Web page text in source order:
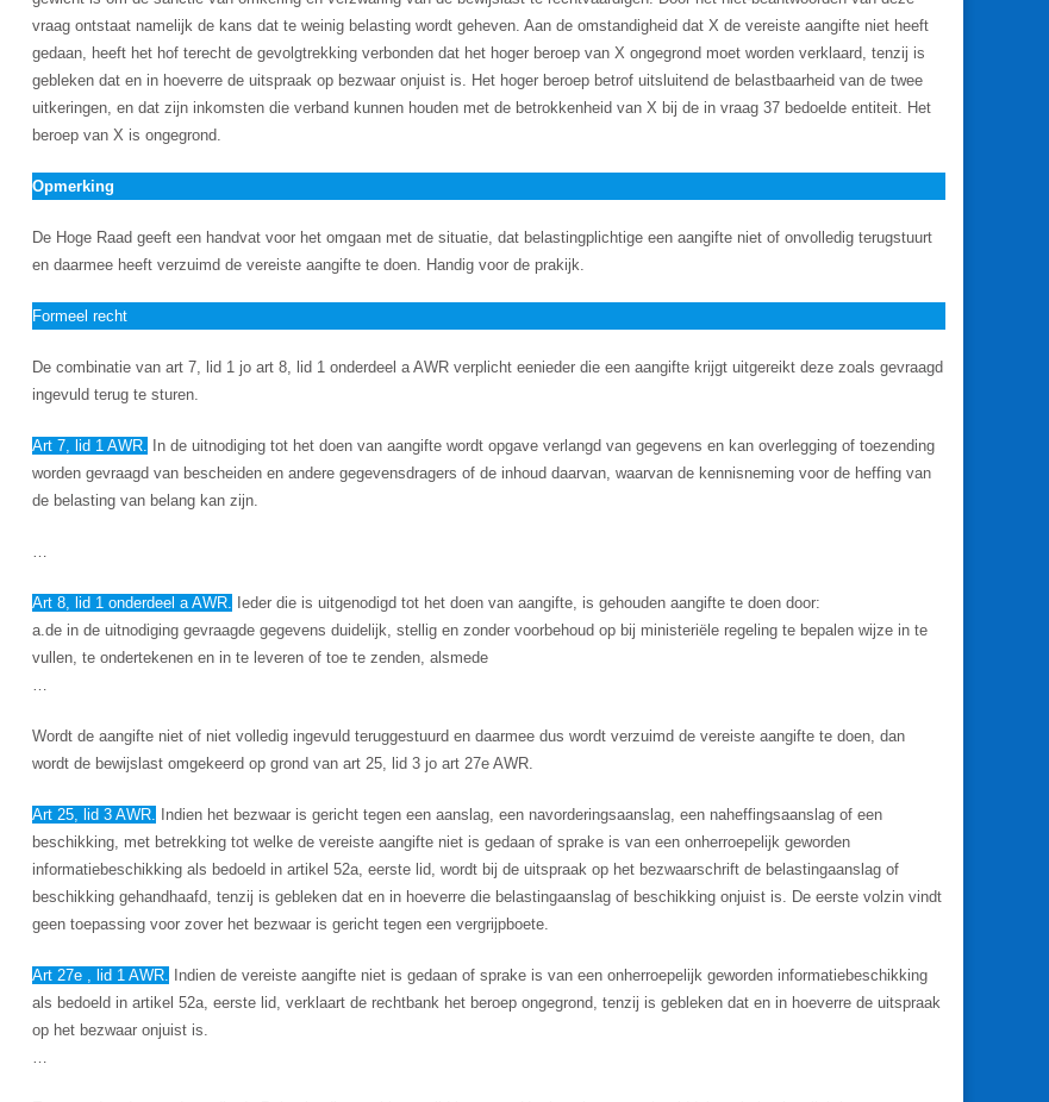
vraag ontstaat namelijk de kans dat te weinig belasting wordt geheven. Aan de omstandigheid dat X de vereiste aangifte niet heeft
gedaan, heeft het hof terecht de gevolgtrekking verbonden dat het hoger beroep van X ongegrond moet worden verklaard, tenzij is
gebleken dat en in hoeverre de uitspraak op bezwaar onjuist is. Het hoger beroep betrof uitsluitend de belastbaarheid van de twee
uitkeringen, en dat zijn inkomsten die verband kunnen houden met de betrokkenheid van X bij de in vraag 37 bedoelde entiteit. Het
beroep van X is ongegrond.
Opmerking
De Hoge Raad geeft een handvat voor het omgaan met de situatie, dat belastingplichtige een aangifte niet of onvolledig terugstuurt
en daarmee heeft verzuimd de vereiste aangifte te doen. Handig voor de prakijk.
Formeel recht
De combinatie van art 7, lid 1 jo art 8, lid 1 onderdeel a AWR verplicht eenieder die een aangifte krijgt uitgereikt deze zoals gevraagd
ingevuld terug te sturen.
Art 7, lid 1 AWR. In de uitnodiging tot het doen van aangifte wordt opgave verlangd van gegevens en kan overlegging of toezending
worden gevraagd van bescheiden en andere gegevensdragers of de inhoud daarvan, waarvan de kennisneming voor de heffing van
de belasting van belang kan zijn.
…
Art 8, lid 1 onderdeel a AWR. Ieder die is uitgenodigd tot het doen van aangifte, is gehouden aangifte te doen door:
a.de in de uitnodiging gevraagde gegevens duidelijk, stellig en zonder voorbehoud op bij ministeriële regeling te bepalen wijze in te
vullen, te ondertekenen en in te leveren of toe te zenden, alsmede
…
Wordt de aangifte niet of niet volledig ingevuld teruggestuurd en daarmee dus wordt verzuimd de vereiste aangifte te doen, dan
wordt de bewijslast omgekeerd op grond van art 25, lid 3 jo art 27e AWR.
Art 25, lid 3 AWR. Indien het bezwaar is gericht tegen een aanslag, een navorderingsaanslag, een naheffingsaanslag of een
beschikking, met betrekking tot welke de vereiste aangifte niet is gedaan of sprake is van een onherroepelijk geworden
informatiebeschikking als bedoeld in artikel 52a, eerste lid, wordt bij de uitspraak op het bezwaarschrift de belastingaanslag of
beschikking gehandhaafd, tenzij is gebleken dat en in hoeverre die belastingaanslag of beschikking onjuist is. De eerste volzin vindt
geen toepassing voor zover het bezwaar is gericht tegen een vergrijpboete.
Art 27e , lid 1 AWR. Indien de vereiste aangifte niet is gedaan of sprake is van een onherroepelijk geworden informatiebeschikking
als bedoeld in artikel 52a, eerste lid, verklaart de rechtbank het beroep ongegrond, tenzij is gebleken dat en in hoeverre de uitspraak
op het bezwaar onjuist is.
…